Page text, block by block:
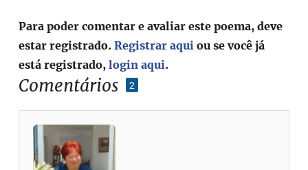
Comentários 2
Para poder comentar e avaliar este poema, deve
estar registrado.Registrar aqui ou se você já
está registrado,login aqui.